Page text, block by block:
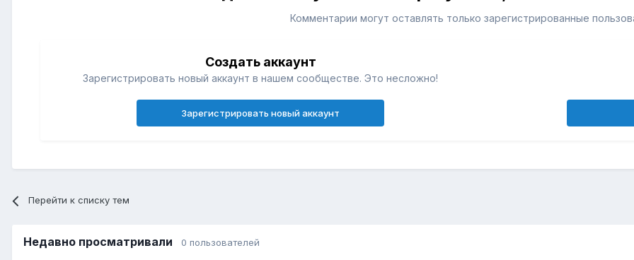
Комментарии могут оставлять только зарегистрированные
Создать аккаунт
Зарегистрировать новый аккаунт в нашем сообществе. Это несложно!
Зарегистрировать новый аккаунт
Перейти к списку тем
Недавно просматривали 0 пользователей